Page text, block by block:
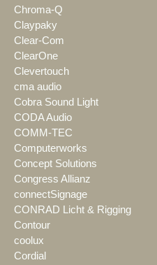
Chroma-Q
Claypaky
Clear-Com
ClearOne
Clevertouch
cma audio
Cobra Sound Light
CODA Audio
COMM-TEC
Computerworks
Concept Solutions
Congress Allianz
connectSignage
CONRAD Licht & Rigging
Contour
coolux
Cordial